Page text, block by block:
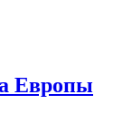
Европы